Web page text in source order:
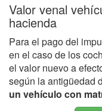
Valor venal
hacienda
Para el pago del
en el caso de los
el valor nuevo a
según la antigüedad
un vehículo con